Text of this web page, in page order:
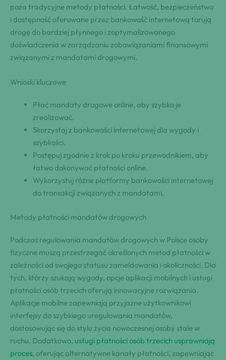
poza tradycyjne metody płatności. Łatwość, bezpieczeństwo
i dostępność oferowane przez bankowość internetową torują
drogę do bardziej płynnego i zoptymalizowanego
doświadczenia w zarządzaniu zobowiązaniami finansowymi
związanymi z mandatami drogowymi.
Wnioski kluczowe
Płać mandaty drogowe online, aby szybko je
zrealizować.
Skorzystaj z bankowości internetowej dla wygody i
szybkości.
Postępuj zgodnie z krok po kroku przewodnikiem, aby
łatwo dokonywać płatności online.
Wykorzystuj różne platformy bankowości internetowej
do transakcji związanych z mandatami.
Metody płatności mandatów drogowych
Podczas regulowania mandatów drogowych w Polsce osoby
fizyczne muszą przestrzegać określonych metod płatności w
zależności od swojego statusu zameldowania i okoliczności. Dla
tych, którzy szukają wygody, opcje aplikacji mobilnych i usługi
płatności osób trzecich oferują innowacyjne rozwiązania.
Aplikacje mobilne zapewniają przyjazne użytkownikowi
interfejsy do szybkiego uregulowania mandatów,
dostosowując się do stylu życia nowoczesnej osoby stale w
ruchu. Dodatkowo, usługi płatności osób trzecich usprawniają
proces, oferując alternatywne kanały płatności, zapewniając